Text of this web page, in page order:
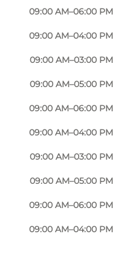
09:00 AM–06:00 PM
09:00 AM–04:00 PM
09:00 AM–03:00 PM
09:00 AM–05:00 PM
09:00 AM–06:00 PM
09:00 AM–04:00 PM
09:00 AM–03:00 PM
09:00 AM–05:00 PM
09:00 AM–06:00 PM
09:00 AM–04:00 PM